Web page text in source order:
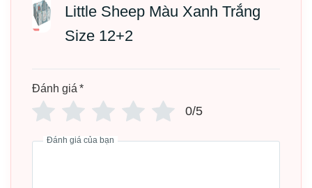
✔️ Màu sắc: Xanh Trắng và Hồng Trắng
– Bộ 8 + 2 kích thước 1m05x1m05 (Gồm 8 tấm nhỏ, 1
cửa, 1 tấm đồ chơi)
cửa, 1 tấm đồ chơi)
Little Sheep Màu Xanh Trắng
Size 12+2
Đánh giá *
0/5
Đánh giá của bạn